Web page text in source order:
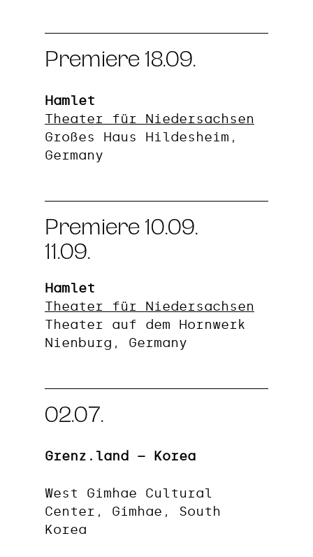
Premiere 18.09.
Hamlet
Theater für Niedersachsen
Großes Haus Hildesheim,
Germany
Premiere 10.09.
11.09.
Hamlet
Theater für Niedersachsen
Theater auf dem Hornwerk
Nienburg, Germany
02.07.
Grenz.land – Korea
West Gimhae Cultural
Center, Gimhae, South
Korea